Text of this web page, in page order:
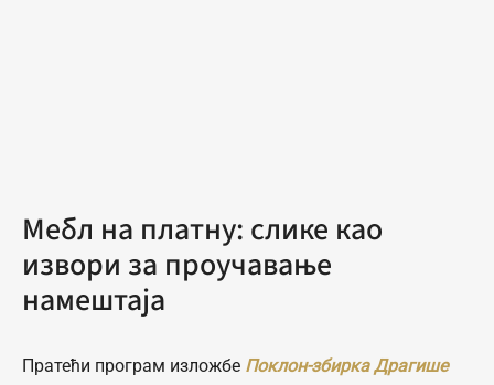
Мебл на платну: слике као
извори за проучавање
намештаја
Пратећи програм изложбе Поклон-збирка Драгише